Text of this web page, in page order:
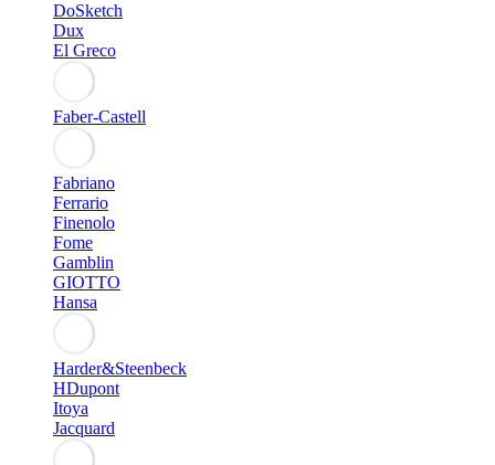
DoSketch
Dux
El Greco
Faber-Castell
Fabriano
Ferrario
Finenolo
Fome
Gamblin
GIOTTO
Hansa
Harder&Steenbeck
HDupont
Itoya
Jacquard